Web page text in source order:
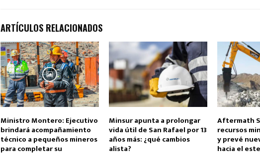
ARTÍCULOS RELACIONADOS
Ministro Montero: Ejecutivo
brindará acompañamiento
técnico a pequeños mineros
para completar su
Minsur apunta a prolongar
vida útil de San Rafael por 13
años más: ¿qué cambios
alista?
Aftermath
recursos
y prevé
hacia el este